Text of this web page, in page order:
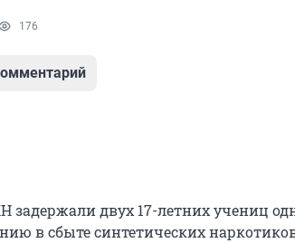
176
задержали двух 17-летних учениц
в сбыте синтетических